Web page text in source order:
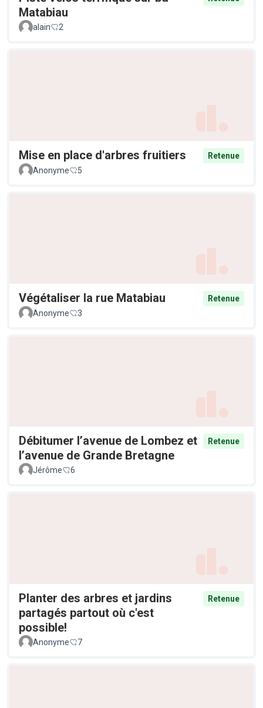
Matabiau
alain 2
Mise en place d'arbres fruitiers
Retenue
Anonyme
5
Végétaliser la rue Matabiau
Retenue
Anonyme
3
Débitumer l’avenue de Lombez et
l’avenue de Grande Bretagne
Retenue
Jérôme 6
Planter des arbres et jardins
partagés partout où c'est
possible!
Retenue
Anonyme 7